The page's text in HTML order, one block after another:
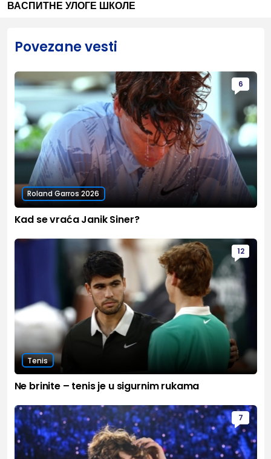
ВАСПИТНЕ УЛОГЕ ШКОЛЕ
Povezane vesti
6
Roland Garros 2026
Kad se vraća Janik Siner?
12
Tenis
Ne brinite – tenis je u sigurnim rukama
7